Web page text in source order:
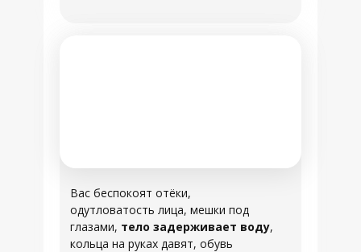
Вас беспокоят отёки,
одутловатость лица, мешки под
глазами, тело задерживает воду,
кольца на руках давят, обувь